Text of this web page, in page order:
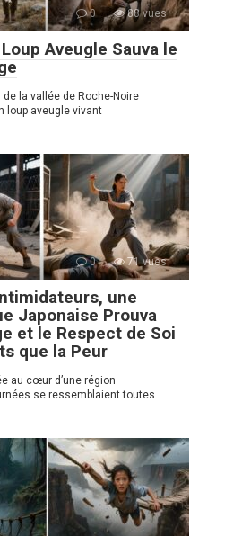
0 88 vues
Aveugle Sauva le
la vallée de Roche-Noire
loup aveugle vivant
0 71 vues
une
Japonaise Prouva
et le Respect de Soi
que la Peur
au cœur d’une région
se ressemblaient toutes.